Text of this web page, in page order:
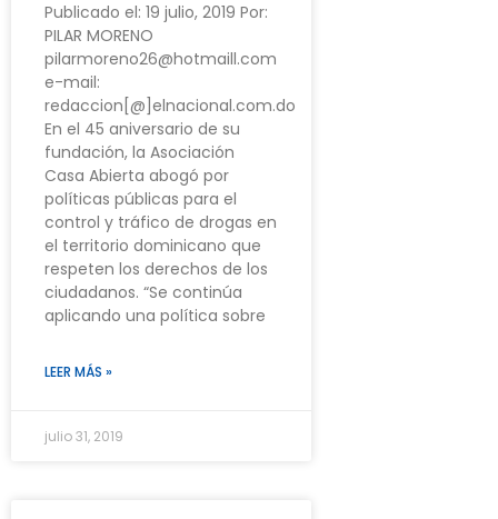
Publicado el: 19 julio, 2019 Por:
PILAR MORENO
pilarmoreno26@hotmaill.com
e-mail:
redaccion[@]elnacional.com.do
En el 45 aniversario de su
fundación, la Asociación
Casa Abierta abogó por
políticas públicas para el
control y tráfico de drogas en
el territorio dominicano que
respeten los derechos de los
ciudadanos. “Se continúa
aplicando una política sobre
LEER MÁS »
julio 31, 2019